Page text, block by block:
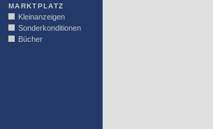
MARKTPLATZ
Kleinanzeigen
Sonderkonditionen
Bücher